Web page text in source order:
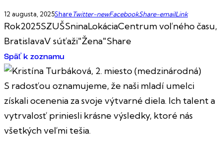
12 augusta, 2025ShareTwitter-newFacebookShare-emailLink
Rok2025SZUŠSninaLokáciaCentrum voľného času,
BratislavaV súťaži"Žena"Share
Späť k zoznamu
S radosťou oznamujeme, že naši mladí umelci
získali ocenenia za svoje výtvarné diela. Ich talent a
vytrvalosť priniesli krásne výsledky, ktoré nás
všetkých veľmi tešia.